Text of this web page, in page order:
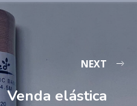
NEXT
Venda elástica